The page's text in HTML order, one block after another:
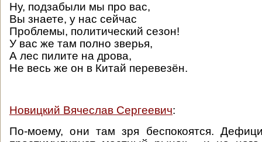
Ну, подзабыли мы про вас,
Вы знаете, у нас сейчас
Проблемы, политический сезон!
У вас же там полно зверья,
А лес пилите на дрова,
Не весь же он в Китай перевезён.
Новицкий Вячеслав Сергеевич:
По-моему, они там зря беспокоятся.